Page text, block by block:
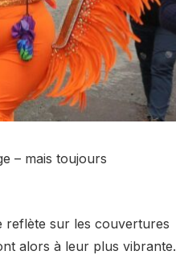
– mais toujours
reflète sur les couvertures
alors à leur plus vibrante.